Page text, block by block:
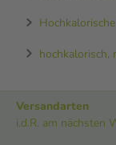
Versandarten
i.d.R. am nächsten